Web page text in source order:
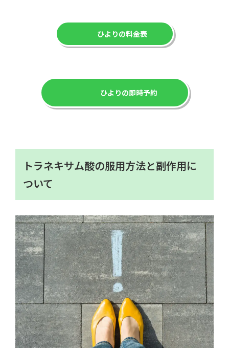
ひよりの料金表
ひよりの即時予約
トラネキサム酸の服用方法と副作用に
ついて